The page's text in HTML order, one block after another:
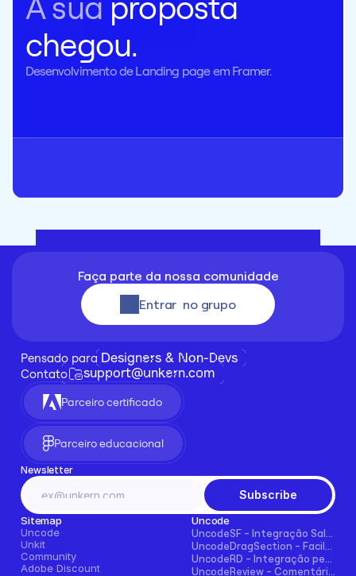
Faça parte da nossa comunidade
Entrar  no grupo
Pensado para Designers & Non-Devs
Contato support@unkern.com
Parceiro certificado
Parceiro educacional
Newsletter
Subscribe
Sitemap
Uncode
Unkit
Community
Adobe Discount
Uncode